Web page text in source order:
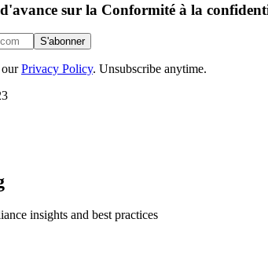
sur la Conformité à la
S'abonner
Privacy Policy. Unsubscribe anytime.
insights and best practices